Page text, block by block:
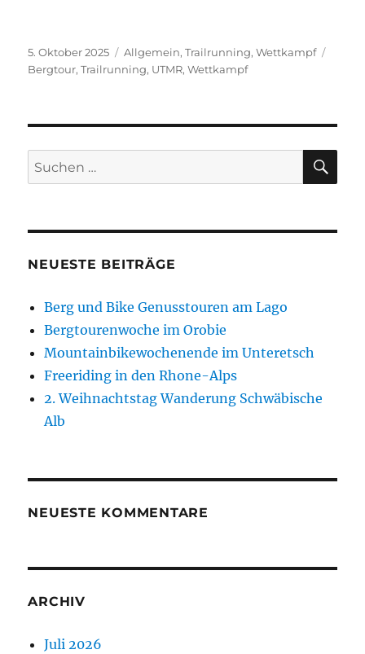
Veröffentlicht
am
5. Oktober 2025 Kategorien
Allgemein,Trailrunning,Wettkampf
Bergtour,Trailrunning, UTMR,Wettkampf
Suchen
nach:
NEUESTE BEITRÄGE
Berg und Bike Genusstouren am Lago
Bergtourenwoche im Orobie
Mountainbikewochenende im Unteretsch
Freeriding in den Rhone-Alps
2. Weihnachtstag Wanderung Schwäbische
Alb
NEUESTE KOMMENTARE
ARCHIV
Juli 2026